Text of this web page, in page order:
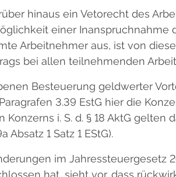
hinaus ein Vetorecht des
einer
Arbeitnehmer aus, ist von
bei allen teilnehmenden
Besteuerung geldwerter
3.39 EstG hier die
i. S. d. § 18 AktG
1 Satz 1 EStG).
im Jahressteuergesetz
hat, sieht vor, dass